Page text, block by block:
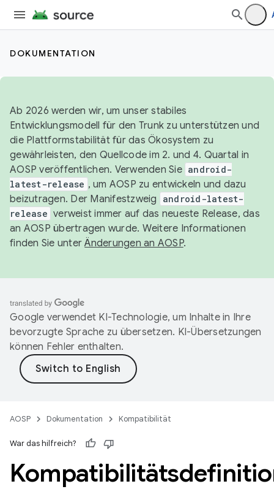
DOKUMENTATION
Ab 2026 werden wir, um unser stabiles
Entwicklungsmodell für den Trunk zu unterstützen und
die Plattformstabilität für das Ökosystem zu
gewährleisten, den Quellcode im 2. und 4. Quartal in
AOSP veröffentlichen. Verwenden Sie android-
latest-release , um AOSP zu entwickeln und dazu
beizutragen. Der Manifestzweig
android-latest-
release verweist immer auf das neueste Release, das
an AOSP übertragen wurde. Weitere Informationen
finden Sie unterÄnderungen an AOSP.
Google verwendet KI-Technologie, um Inhalte in Ihre
bevorzugte Sprache zu übersetzen. KI-Übersetzungen
können Fehler enthalten.
AOSP Dokumentation Kompatibilität
War das hilfreich?